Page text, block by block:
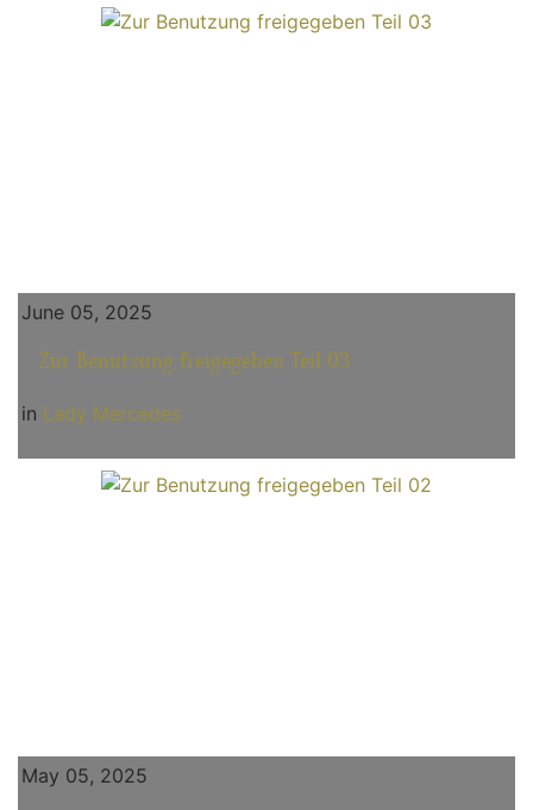
June 05, 2025
Zur Benutzung freigegeben Teil 03
in Lady Mercedes
May 05, 2025